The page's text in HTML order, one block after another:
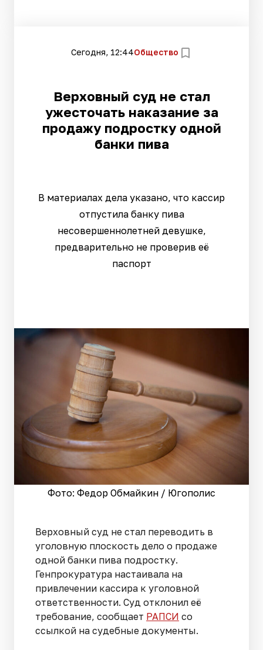
Сегодня, 12:44Общество
Верховный суд не стал
ужесточать наказание за
продажу подростку одной
банки пива
В материалах дела указано, что кассир
отпустила банку пива
несовершеннолетней девушке,
предварительно не проверив её
паспорт
Фото: Федор Обмайкин / Югополис
Верховный суд не стал переводить в
уголовную плоскость дело о продаже
одной банки пива подростку.
Генпрокуратура настаивала на
привлечении кассира к уголовной
ответственности. Суд отклонил её
требование, сообщает РАПСИ со
ссылкой на судебные документы.